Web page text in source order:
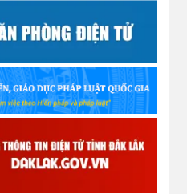
LẮK KHUYẾN CÁO
CƯỜNG PHÒNG,
TẢ
công bố thủ tục hành
tái cấu trúc thực hiện
trên môi trường điện